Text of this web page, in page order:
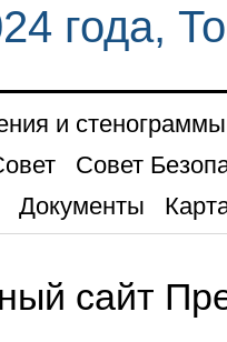
года,
и стенограммы
Совет
Документы
сайт